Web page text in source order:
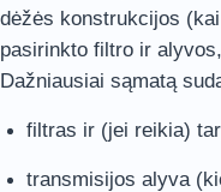
dėžės konstrukcijos
pasirinkto filtro ir
Dažniausiai sąmatą
filtras ir (jei reikia)
transmisijos alyva